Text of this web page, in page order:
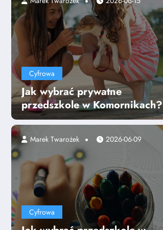
Cyfrowa
Jak wybrać prywatne
przedszkole w Komornikach?
Cyfrowa
Marek Twarożek 2026-06-09
w kształtowaniu
miękkich uczniów